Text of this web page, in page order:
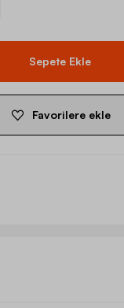
Sepete Ekle
Favorilere ekle